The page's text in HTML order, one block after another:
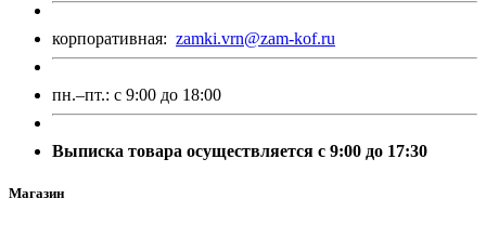
корпоративная: zamki.vrn@zam-kof.ru
пн.–пт.: с 9:00 до 18:00
Выписка товара осуществляется с 9:00 до 17:30
Магазин